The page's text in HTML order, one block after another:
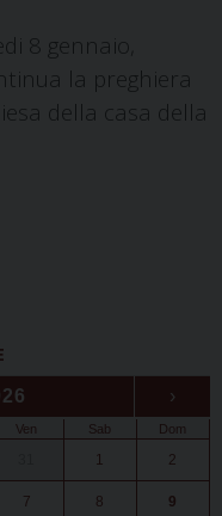
8 gennaio,
la preghiera
della casa della
›
Ven Sab Dom
1 2
7 8 9